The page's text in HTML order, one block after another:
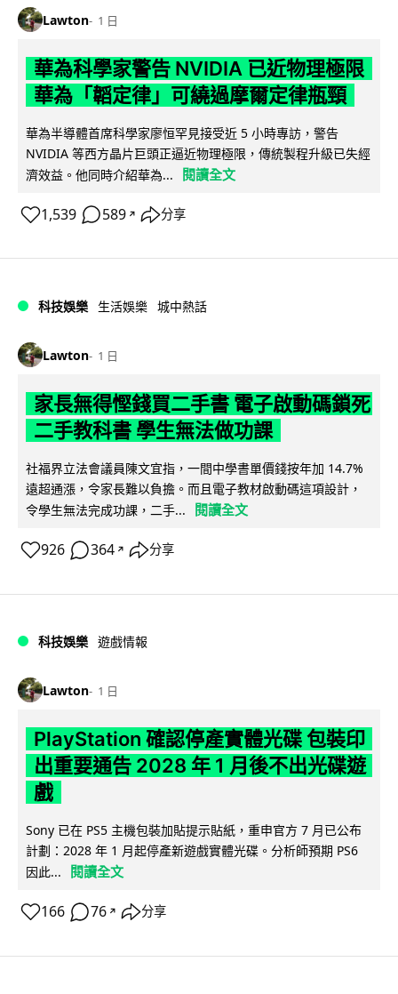
Lawton 1 日
華為科學家警告 NVIDIA 已近物理極限
華為「韜定律」可繞過摩爾定律瓶頸
華為半導體首席科學家廖恒罕見接受近 5 小時專訪，警告
NVIDIA 等西方晶片巨頭正逼近物理極限，傳統製程升級已失經
濟效益。他同時介紹華為...
閱讀全文
1,539 589 ↗ 分享
科技娛樂 生活娛樂 城中熱話
Lawton 1 日
家長無得慳錢買二手書 電子啟動碼鎖死
二手教科書 學生無法做功課
社福界立法會議員陳文宜指，一間中學書單價錢按年加 14.7%
遠超通漲，令家長難以負擔。而且電子教材啟動碼這項設計，
令學生無法完成功課，二手...
閱讀全文
926 364 ↗ 分享
科技娛樂 遊戲情報
Lawton 1 日
PlayStation 確認停產實體光碟 包裝印
出重要通告 2028 年 1 月後不出光碟遊
戲
Sony 已在 PS5 主機包裝加貼提示貼紙，重申官方 7 月已公布
計劃：2028 年 1 月起停產新遊戲實體光碟。分析師預期 PS6
因此...
閱讀全文
166 76 ↗ 分享